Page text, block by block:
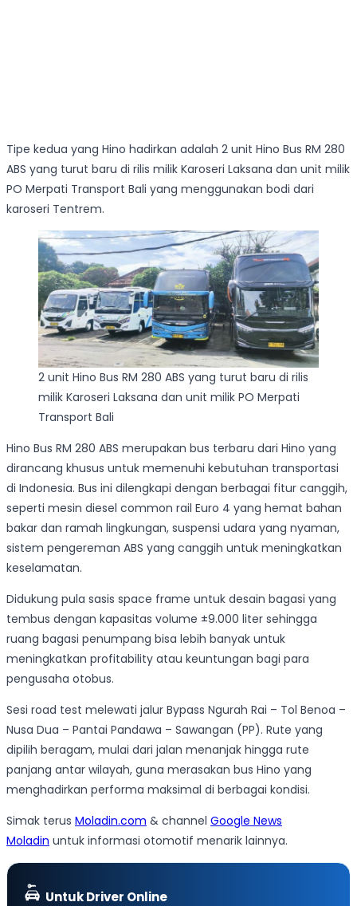
Tipe kedua yang Hino hadirkan adalah 2 unit Hino Bus RM 280
ABS yang turut baru di rilis milik Karoseri Laksana dan unit milik
PO Merpati Transport Bali yang menggunakan bodi dari
karoseri Tentrem.
2 unit Hino Bus RM 280 ABS yang turut baru di rilis
milik Karoseri Laksana dan unit milik PO Merpati
Transport Bali
Hino Bus RM 280 ABS merupakan bus terbaru dari Hino yang
dirancang khusus untuk memenuhi kebutuhan transportasi
di Indonesia. Bus ini dilengkapi dengan berbagai fitur canggih,
seperti mesin diesel common rail Euro 4 yang hemat bahan
bakar dan ramah lingkungan, suspensi udara yang nyaman,
sistem pengereman ABS yang canggih untuk meningkatkan
keselamatan.
Didukung pula sasis space frame untuk desain bagasi yang
tembus dengan kapasitas volume ±9.000 liter sehingga
ruang bagasi penumpang bisa lebih banyak untuk
meningkatkan profitability atau keuntungan bagi para
pengusaha otobus.
Sesi road test melewati jalur Bypass Ngurah Rai – Tol Benoa –
Nusa Dua – Pantai Pandawa – Sawangan (PP). Rute yang
dipilih beragam, mulai dari jalan menanjak hingga rute
panjang antar wilayah, guna merasakan bus Hino yang
menghadirkan performa maksimal di berbagai kondisi.
Simak terus Moladin.com & channel Google News
Moladin untuk informasi otomotif menarik lainnya.
Untuk Driver Online